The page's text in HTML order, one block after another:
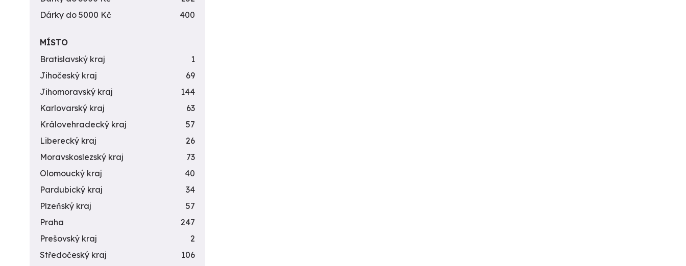
Dárky do 5000 Kč
400
MÍSTO
Bratislavský kraj
1
Jihočeský kraj
69
Jihomoravský kraj
144
Karlovarský kraj
63
Královehradecký kraj
57
Liberecký kraj
26
Moravskoslezský kraj
73
Olomoucký kraj
40
Pardubický kraj
34
Plzeňský kraj
57
Praha
247
Prešovský kraj
2
Středočeský kraj
106